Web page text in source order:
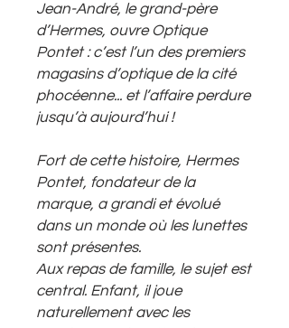
Jean-André, le grand-père
d’Hermes, ouvre Optique
Pontet : c’est l’un des premiers
magasins d’optique de la cité
phocéenne... et l’affaire perdure
jusqu’à aujourd’hui !
Fort de cette histoire, Hermes
Pontet, fondateur de la
marque, a grandi et évolué
dans un monde où les lunettes
sont présentes.
Aux repas de famille, le sujet est
central. Enfant, il joue
naturellement avec les